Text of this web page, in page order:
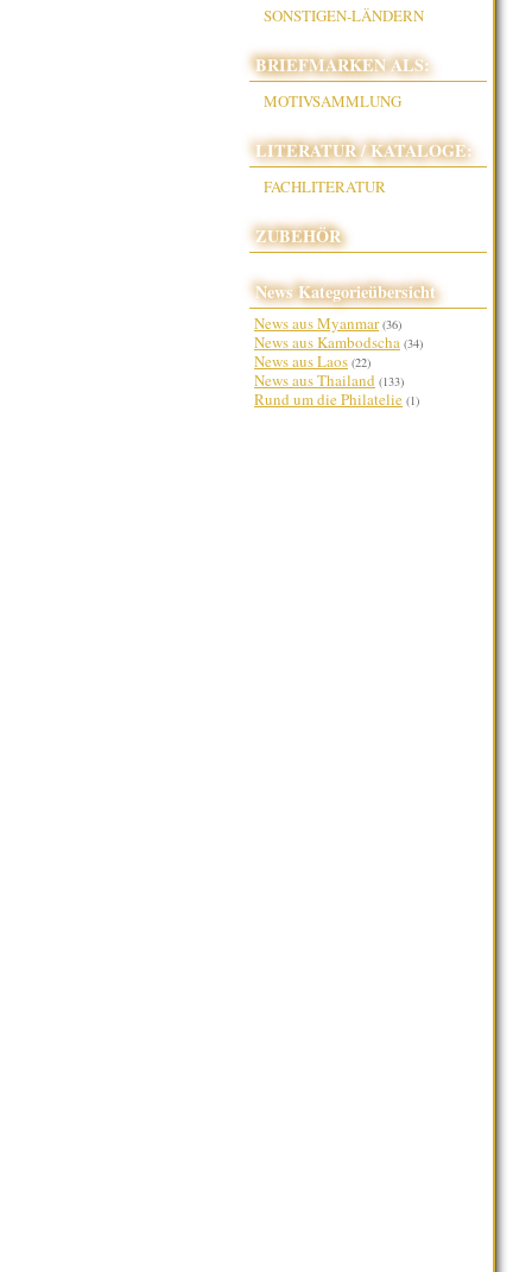
SONSTIGEN-LÄNDERN
BRIEFMARKEN ALS:
MOTIVSAMMLUNG
LITERATUR / KATALOGE:
FACHLITERATUR
ZUBEHÖR
News Kategorieübersicht
News aus Myanmar (36)
News aus Kambodscha (34)
News aus Laos (22)
News aus Thailand (133)
Rund um die Philatelie (1)